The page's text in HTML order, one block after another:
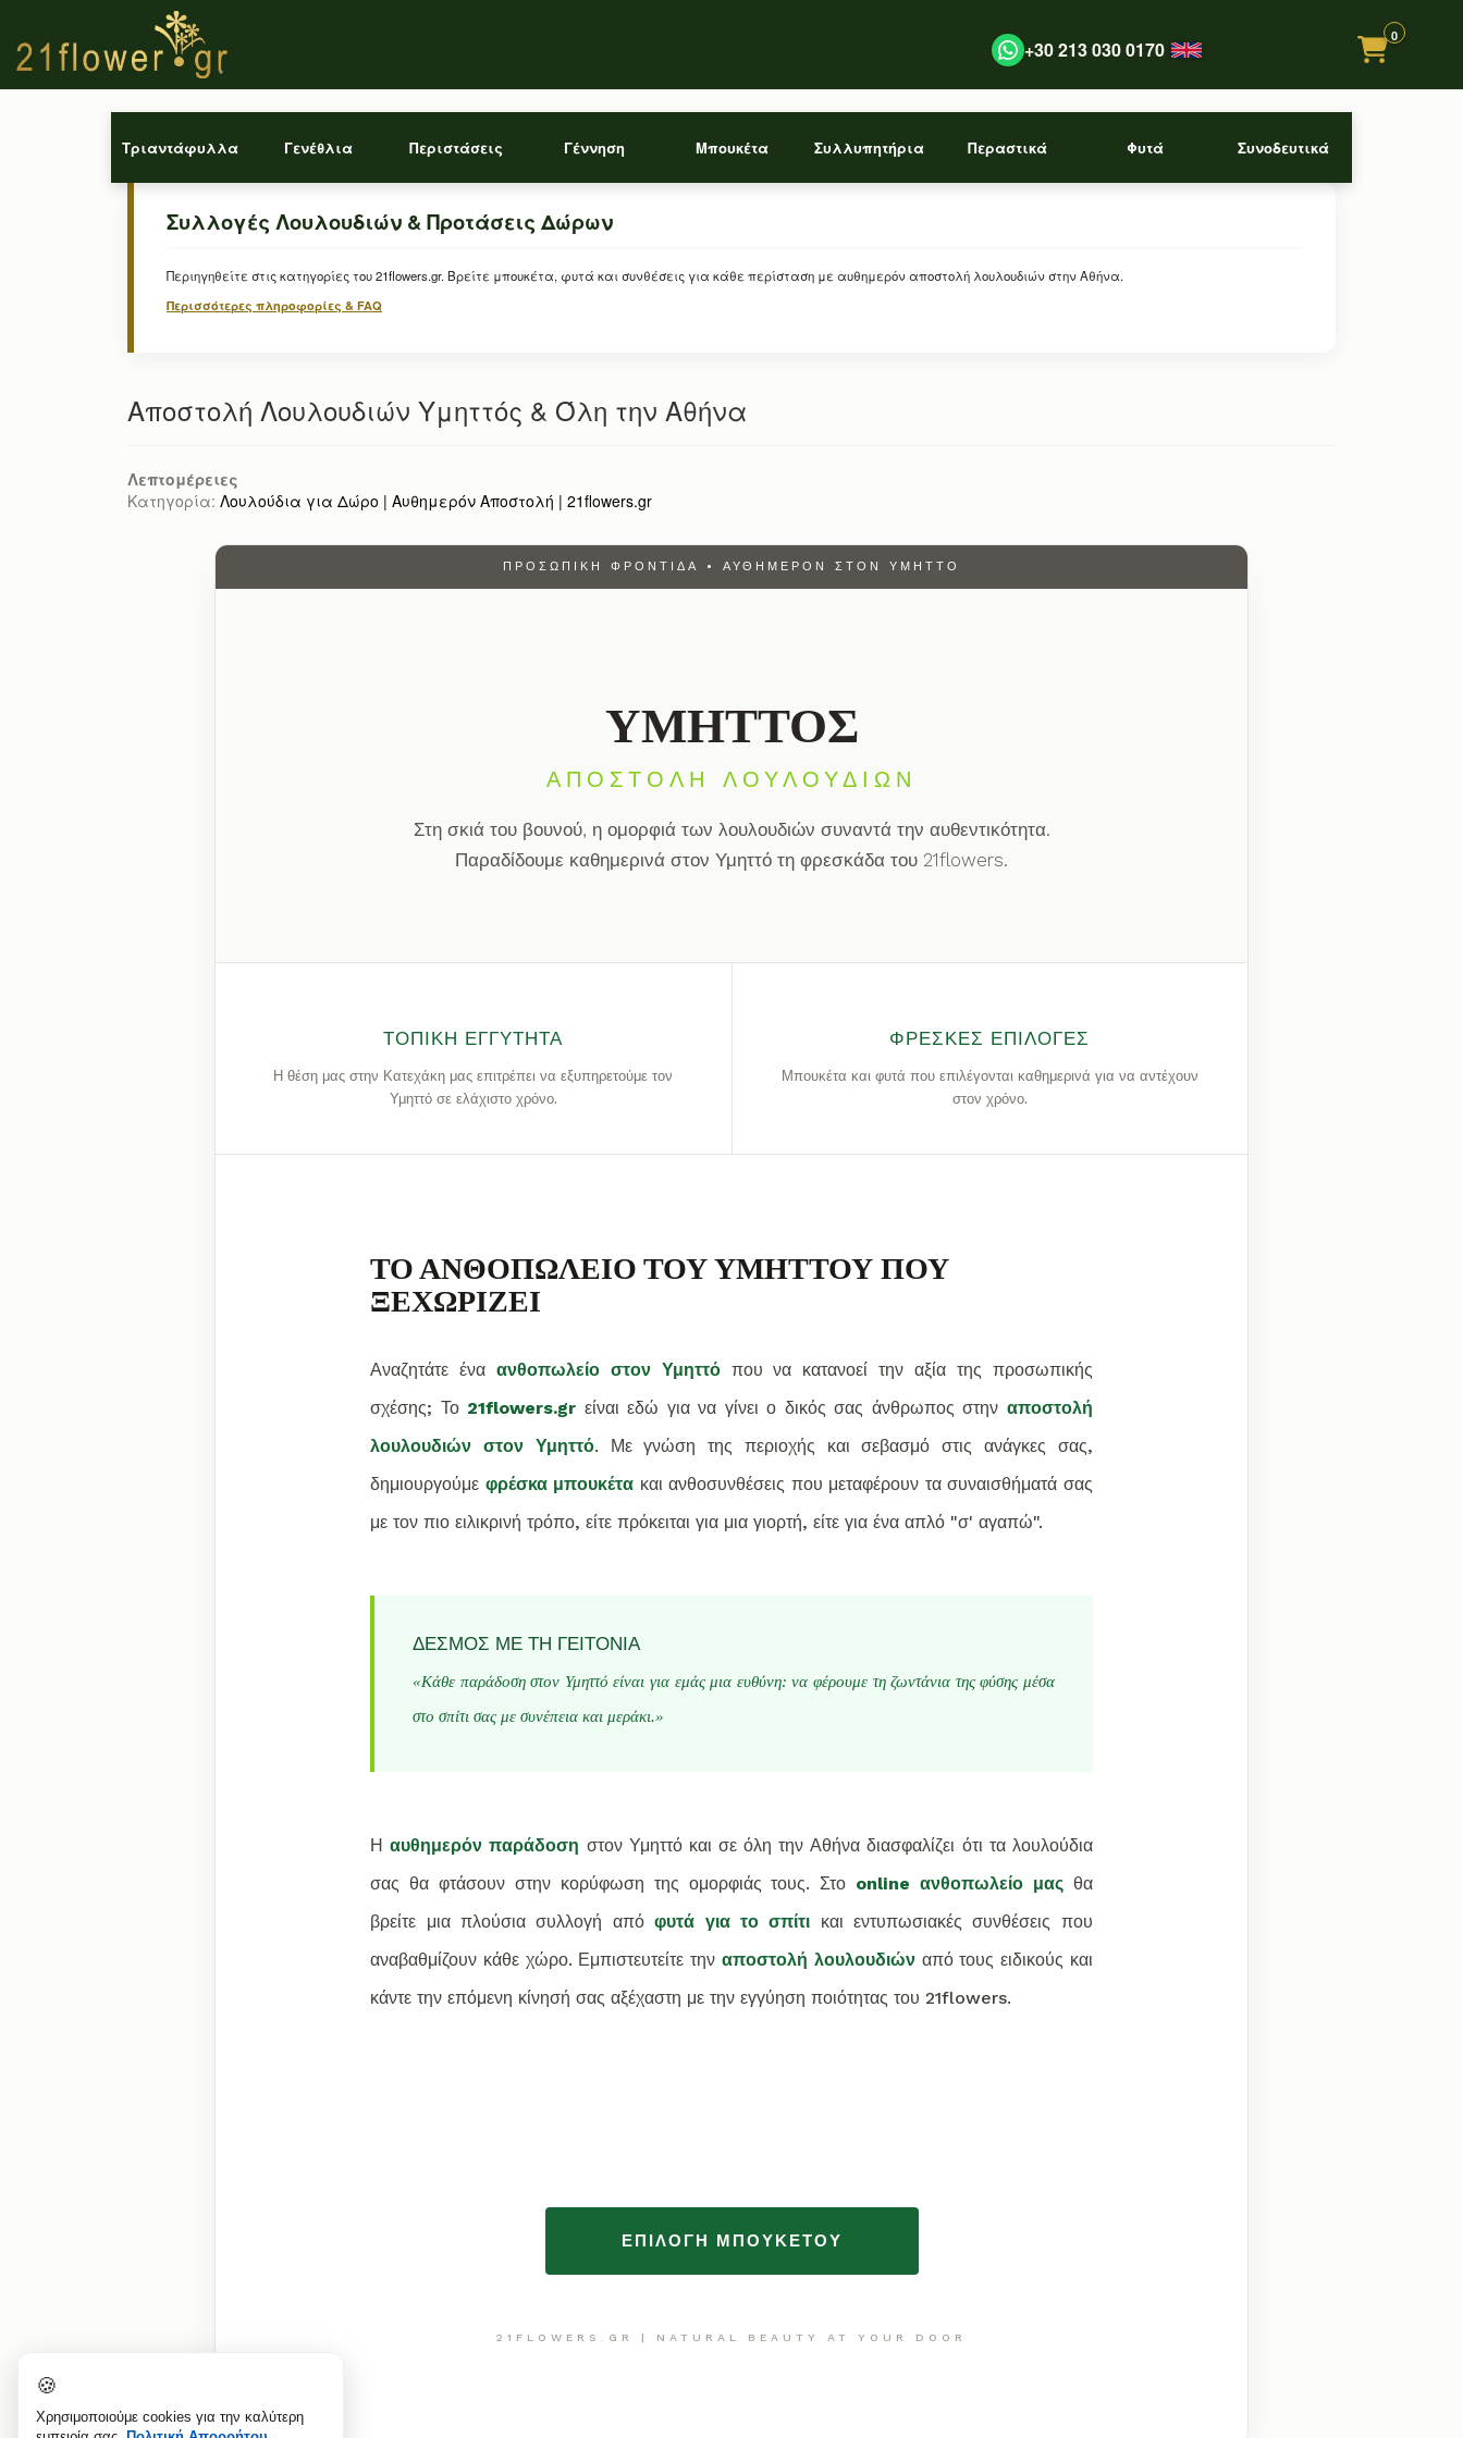
+30 213 030 0170
0
Τριαντάφυλλα Γενέθλια Περιστάσεις Γέννηση Μπουκέτα Συλλυπητήρια Περαστικά Φυτά Συνοδευτικά
Συλλογές Λουλουδιών & Προτάσεις Δώρων
Περιηγηθείτε στις κατηγορίες του 21flowers.gr. Βρείτε μπουκέτα, φυτά και συνθέσεις για κάθε περίσταση με αυθημερόν αποστολή λουλουδιών στην Αθήνα.
Περισσότερες πληροφορίες & FAQ
Αποστολή Λουλουδιών Υμηττός & Όλη την Αθήνα
Λεπτομέρειες
Κατηγορία: Λουλούδια για Δώρο | Αυθημερόν Αποστολή | 21flowers.gr
ΠΡΟΣΩΠΙΚΉ ΦΡΟΝΤΊΔΑ • ΑΥΘΗΜΕΡΌΝ ΣΤΟΝ ΥΜΗΤΤΌ
ΥΜΗΤΤΟΣ
ΑΠΟΣΤΟΛΉ ΛΟΥΛΟΥΔΙΏΝ
Στη σκιά του βουνού, η ομορφιά των λουλουδιών συναντά την αυθεντικότητα.
Παραδίδουμε καθημερινά στον Υμηττό τη φρεσκάδα του 21flowers.
ΤΟΠΙΚΉ ΕΓΓΎΤΗΤΑ
Η θέση μας στην Κατεχάκη μας επιτρέπει να εξυπηρετούμε τον
Υμηττό σε ελάχιστο χρόνο.
ΦΡΈΣΚΕΣ ΕΠΙΛΟΓΈΣ
Μπουκέτα και φυτά που επιλέγονται καθημερινά για να αντέχουν
στον χρόνο.
ΤΟ ΑΝΘΟΠΩΛΕΙΟ ΤΟΥ ΥΜΗΤΤΟΥ ΠΟΥ
ΞΕΧΩΡΙΖΕΙ
Αναζητάτε ένα ανθοπωλείο στον Υμηττόπου να κατανοεί την αξία της προσωπικής
σχέσης; Το 21flowers.gr είναι εδώ για να γίνει ο δικός σας άνθρωπος στην αποστολή
λουλουδιών στον Υμηττό. Με γνώση της περιοχής και σεβασμό στις ανάγκες σας,
δημιουργούμε φρέσκα μπουκέτα και ανθοσυνθέσεις που μεταφέρουν τα συναισθήματά σας
με τον πιο ειλικρινή τρόπο, είτε πρόκειται για μια γιορτή, είτε για ένα απλό "σ' αγαπώ".
ΔΕΣΜΌΣ ΜΕ ΤΗ ΓΕΙΤΟΝΙΆ
«Κάθε παράδοση στον Υμηττό είναι για εμάς μια ευθύνη: να φέρουμε τη ζωντάνια της φύσης μέσα
στο σπίτι σας με συνέπεια και μεράκι.»
Ηαυθημερόν παράδοση στον Υμηττό και σε όλη την Αθήνα διασφαλίζει ότι τα λουλούδια
σας θα φτάσουν στην κορύφωση της ομορφιάς τους. Στο online ανθοπωλείο μαςθα
βρείτε μια πλούσια συλλογή απόφυτά για το σπίτι και εντυπωσιακές συνθέσεις που
αναβαθμίζουν κάθε χώρο. Εμπιστευτείτε την αποστολή λουλουδιώναπό τους ειδικούς και
κάντε την επόμενη κίνησή σας αξέχαστη με την εγγύηση ποιότητας του 21flowers.
ΕΠΙΛΟΓΗ ΜΠΟΥΚΕΤΟΥ
21FLOWERS.GR | NATURAL BEAUTY AT YOUR DOOR
🍪
Χρησιμοποιούμε cookies για την καλύτερη